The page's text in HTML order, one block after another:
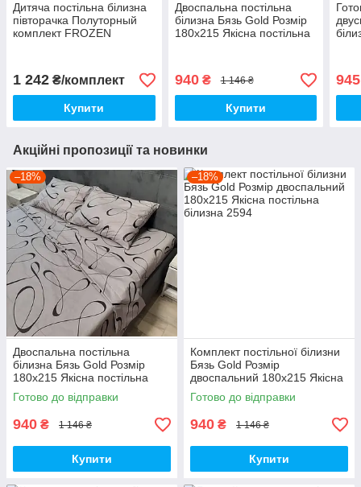
Дитяча постільна білизна
півторачка Полуторный
комплект FROZEN
1 242 ₴/комплект
Купити
Двоспальна постільна
білизна Бязь Gold Розмір
180х215 Якісна постільна
940₴ 1 146 ₴
Купити
945
Акційні пропозиції та новинки
–18%
Двоспальна постільна
білизна Бязь Gold Розмір
180х215 Якісна постільна
білизна
Готово до відправки
940 ₴ 1 146 ₴
Купити
–18%
Комплект постільної білизни
Бязь Gold Розмір
двоспальний 180х215 Якісна
постільна білизна
Готово до відправки
940 ₴ 1 146 ₴
Купити